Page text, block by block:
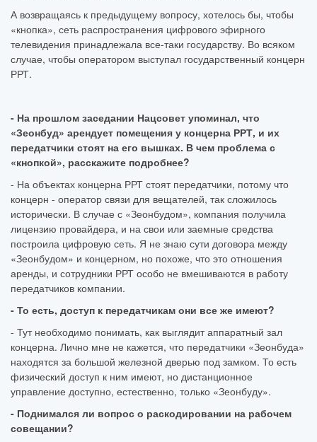
А возвращаясь к предыдущему вопросу, хотелось бы, чтобы
«кнопка», сеть распространения цифрового эфирного
телевидения принадлежала все-таки государству. Во всяком
случае, чтобы оператором выступал государственный концерн
РРТ.
- На прошлом заседании Нацсовет упоминал, что
«Зеонбуд» арендует помещения у концерна РРТ, и их
передатчики стоят на его вышках. В чем проблема с
«кнопкой», расскажите подробнее?
- На объектах концерна РРТ стоят передатчики, потому что
концерн - оператор связи для вещателей, так сложилось
исторически. В случае с «Зеонбудом», компания получила
лицензию провайдера, и на свои или заемные средства
построила цифровую сеть. Я не знаю сути договора между
«Зеонбудом» и концерном, но похоже, что это отношения
аренды, и сотрудники РРТ особо не вмешиваются в работу
передатчиков компании.
- То есть, доступ к передатчикам они все же имеют?
- Тут необходимо понимать, как выглядит аппаратный зал
концерна. Лично мне не кажется, что передатчики «Зеонбуда»
находятся за большой железной дверью под замком. То есть
физический доступ к ним имеют, но дистанционное
управление доступно, естественно, только «Зеонбуду».
- Поднимался ли вопрос о раскодировании на рабочем
совещании?